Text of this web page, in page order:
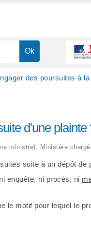
des poursuites à
d'une plainte
ministre), Ministère
suite à un dépôt de
enquête, ni procès, ni
le motif pour lequel le